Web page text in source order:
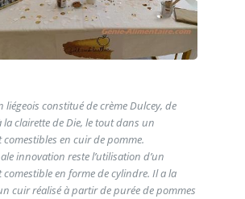
liégeois constitué de crème Dulcey, de
clairette de Die, le tout dans un
en cuir de pomme.
innovation reste l’utilisation d’un
en forme de cylindre. Il a la
cuir réalisé à partir de purée de pommes